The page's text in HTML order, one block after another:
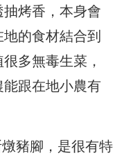
烤香，本身會
的食材結合到
多無毒生菜，
跟在地小農有
豬腳，是很有特